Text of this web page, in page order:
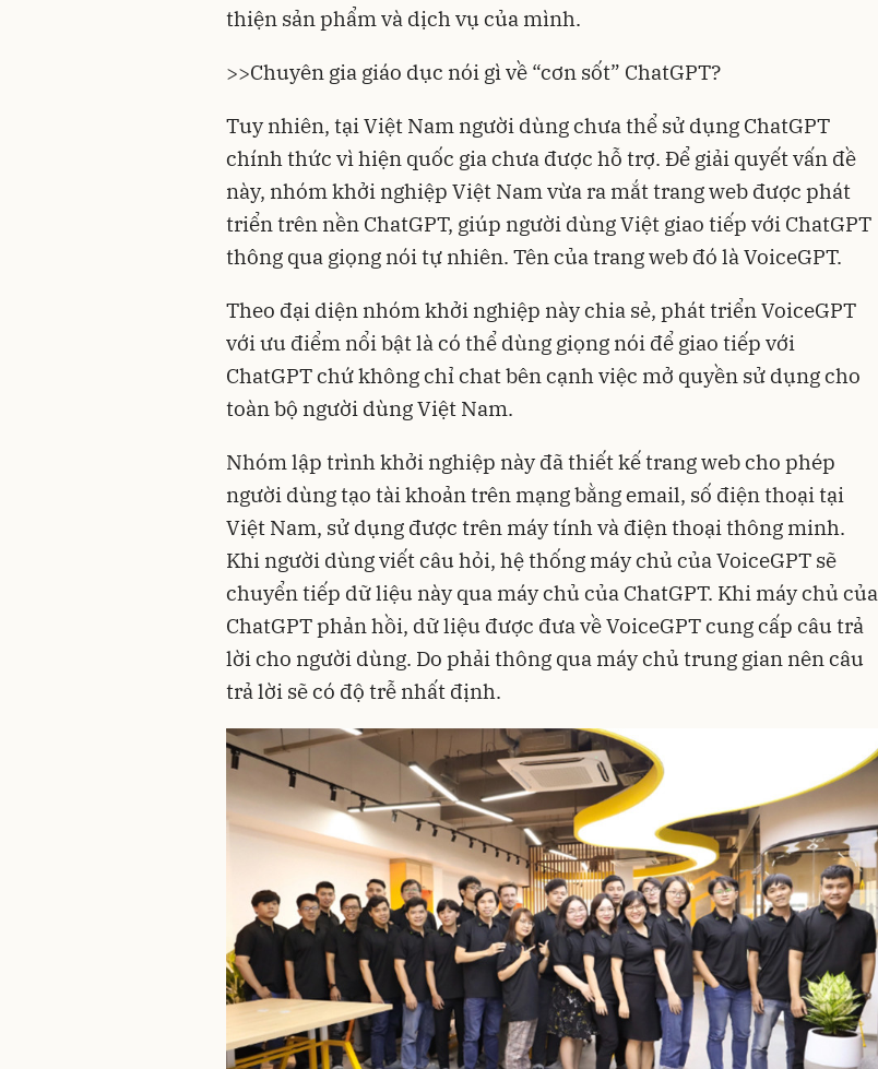
thiện sản phẩm và dịch vụ của mình.
>>Chuyên gia giáo dục nói gì về “cơn sốt” ChatGPT?
Tuy nhiên, tại Việt Nam người dùng chưa thể sử dụng ChatGPT
chính thức vì hiện quốc gia chưa được hỗ trợ. Để giải quyết vấn đề
này, nhóm khởi nghiệp Việt Nam vừa ra mắt trang web được phát
triển trên nền ChatGPT, giúp người dùng Việt giao tiếp với ChatGPT
thông qua giọng nói tự nhiên. Tên của trang web đó là VoiceGPT.
Theo đại diện nhóm khởi nghiệp này chia sẻ, phát triển VoiceGPT
với ưu điểm nổi bật là có thể dùng giọng nói để giao tiếp với
ChatGPT chứ không chỉ chat bên cạnh việc mở quyền sử dụng cho
toàn bộ người dùng Việt Nam.
Nhóm lập trình khởi nghiệp này đã thiết kế trang web cho phép
người dùng tạo tài khoản trên mạng bằng email, số điện thoại tại
Việt Nam, sử dụng được trên máy tính và điện thoại thông minh.
Khi người dùng viết câu hỏi, hệ thống máy chủ của VoiceGPT sẽ
chuyển tiếp dữ liệu này qua máy chủ của ChatGPT. Khi máy chủ của
ChatGPT phản hồi, dữ liệu được đưa về VoiceGPT cung cấp câu trả
lời cho người dùng. Do phải thông qua máy chủ trung gian nên câu
trả lời sẽ có độ trễ nhất định.